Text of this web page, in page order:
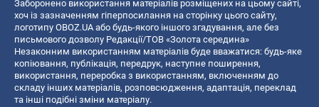
Заборонено використання матеріалів розміщених на цьому сайті,
хоч із зазначенням гіперпосилання на сторінку цього сайту,
логотипу OBOZ.UA або будь-якого іншого згадування, але без
письмового дозволу Редакції/ТОВ «Золота середина»
Незаконним використанням матеріалів буде вважатися: будь-яке
копiювання, публiкацiя, передрук, наступне поширення,
використання, переробка з використанням, включенням до
складу інших матеріалів, розповсюдження, адаптація, переклад
та інші подібні зміни матеріалу.